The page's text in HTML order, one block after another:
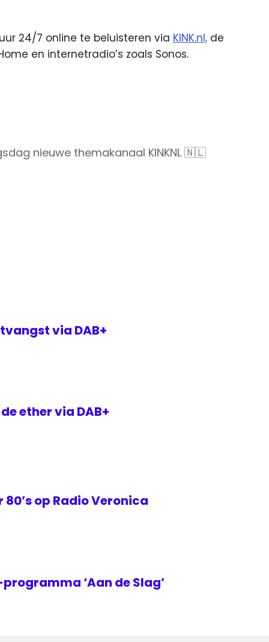
24/7 online te beluisteren via KINK.nl, de
en internetradio’s zoals Sonos.
nieuwe themakanaal KINKNL 🇳🇱
via DAB+
ether via DAB+
op Radio Veronica
‘Aan de Slag’